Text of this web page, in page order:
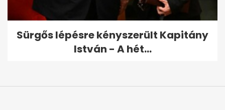
Sürgős lépésre kényszerült Kapitány
István - A hét...